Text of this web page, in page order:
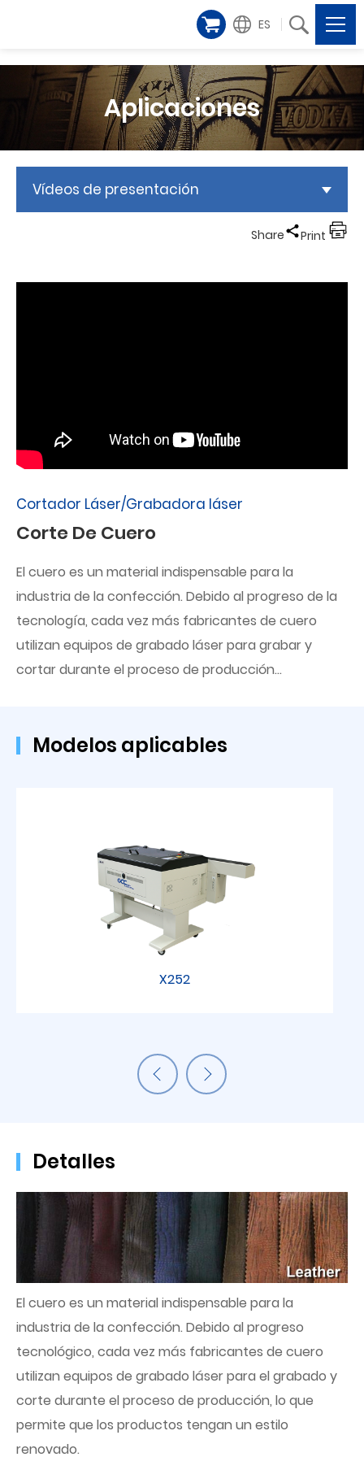
ES
Aplicaciones
Vídeos de presentación
Share Print
Cortador Láser/Grabadora láser
Corte De Cuero
El cuero es un material indispensable para la
industria de la confección. Debido al progreso de la
tecnología, cada vez más fabricantes de cuero
utilizan equipos de grabado láser para grabar y
cortar durante el proceso de producción...
Modelos aplicables
X252
Detalles
El cuero es un material indispensable para la
industria de la confección. Debido al progreso
tecnológico, cada vez más fabricantes de cuero
utilizan equipos de grabado láser para el grabado y
corte durante el proceso de producción, lo que
permite que los productos tengan un estilo
renovado.